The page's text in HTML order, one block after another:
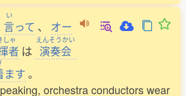
い
言って 、
オー
しゃ
者 は
えんそうかい
演奏会
ます。
orchestra conductors wear